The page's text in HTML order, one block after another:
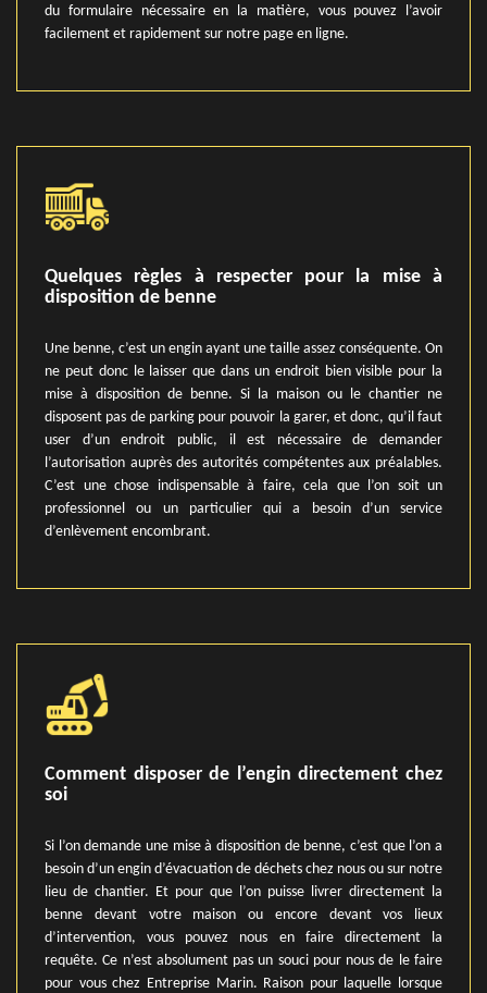
du formulaire nécessaire en la matière, vous pouvez l’avoir
facilement et rapidement sur notre page en ligne.
Quelques règles à respecter pour la mise à
disposition de benne
Une benne, c’est un engin ayant une taille assez conséquente. On
ne peut donc le laisser que dans un endroit bien visible pour la
mise à disposition de benne. Si la maison ou le chantier ne
disposent pas de parking pour pouvoir la garer, et donc, qu’il faut
user d’un endroit public, il est nécessaire de demander
l’autorisation auprès des autorités compétentes aux préalables.
C’est une chose indispensable à faire, cela que l’on soit un
professionnel ou un particulier qui a besoin d’un service
d’enlèvement encombrant.
Comment disposer de l’engin directement chez
soi
Si l’on demande une mise à disposition de benne, c’est que l’on a
besoin d’un engin d’évacuation de déchets chez nous ou sur notre
lieu de chantier. Et pour que l’on puisse livrer directement la
benne devant votre maison ou encore devant vos lieux
d’intervention, vous pouvez nous en faire directement la
requête. Ce n’est absolument pas un souci pour nous de le faire
pour vous chez Entreprise Marin. Raison pour laquelle lorsque